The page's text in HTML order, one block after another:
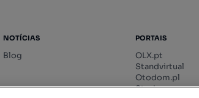
NOTÍCIAS
Blog
PORTAIS
OLX.pt
Standvirtual
Otodom.pl
Storia.ro